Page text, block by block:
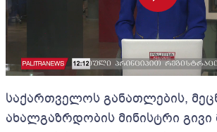
საქართველოს განათლების,
ახალგაზრდობის მინისტრი გივი